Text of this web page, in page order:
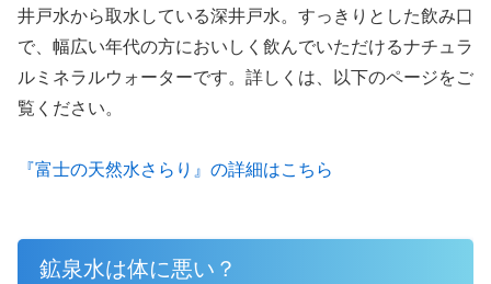
井戸水から取水している深井戸水。すっきりとした飲み口
で、幅広い年代の方においしく飲んでいただけるナチュラ
ルミネラルウォーターです。詳しくは、以下のページをご
覧ください。
『富士の天然水さらり』の詳細はこちら
鉱泉水は体に悪い？